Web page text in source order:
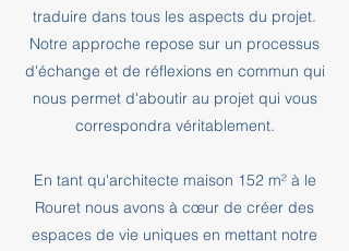
traduire dans tous les aspects du projet.
Notre approche repose sur un processus
d'échange et de réflexions en commun qui
nous permet d'aboutir au projet qui vous
correspondra véritablement.
En tant qu'architecte maison 152 m² à le
Rouret nous avons à cœur de créer des
espaces de vie uniques en mettant notre